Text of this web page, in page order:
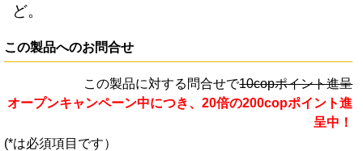
ど。
この製品へのお問合せ
この製品に対する問合せで10copポイント進呈
オープンキャンペーン中につき、20倍の200copポイント進
呈中！
(*は必須項目です）